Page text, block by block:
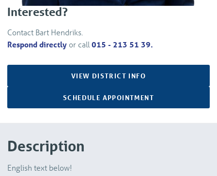
Interested?
Contact Bart Hendriks.
Respond directly or call 015 - 213 51 39.
VIEW DISTRICT INFO
SCHEDULE APPOINTMENT
Description
English text below!